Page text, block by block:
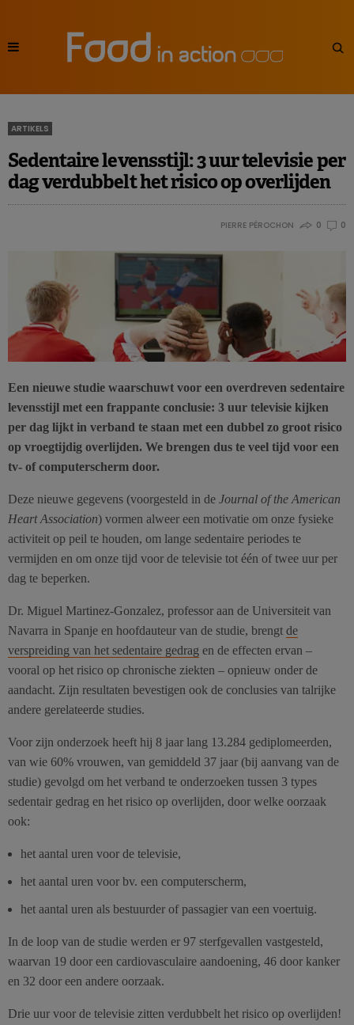
ARTIKELS
Sedentaire levensstijl: 3 uur televisie per
dag verdubbelt het risico op overlijden
PIERRE PÉROCHON 0 0
Een nieuwe studie waarschuwt voor een overdreven sedentaire
levensstijl met een frappante conclusie: 3 uur televisie kijken
per dag lijkt in verband te staan met een dubbel zo groot risico
op vroegtijdig overlijden. We brengen dus te veel tijd voor een
tv- of computerscherm door.
Deze nieuwe gegevens (voorgesteld in de Journal of the American
Heart Association) vormen alweer een motivatie om onze fysieke
activiteit op peil te houden, om lange sedentaire periodes te
vermijden en om onze tijd voor de televisie tot één of twee uur per
dag te beperken.
Dr. Miguel Martinez-Gonzalez, professor aan de Universiteit van
Navarra in Spanje en hoofdauteur van de studie, brengt de
verspreiding van het sedentaire gedrag en de effecten ervan –
vooral op het risico op chronische ziekten – opnieuw onder de
aandacht. Zijn resultaten bevestigen ook de conclusies van talrijke
andere gerelateerde studies.
Voor zijn onderzoek heeft hij 8 jaar lang 13.284 gediplomeerden,
van wie 60% vrouwen, van gemiddeld 37 jaar (bij aanvang van de
studie) gevolgd om het verband te onderzoeken tussen 3 types
sedentair gedrag en het risico op overlijden, door welke oorzaak
ook:
het aantal uren voor de televisie,
het aantal uren voor bv. een computerscherm,
het aantal uren als bestuurder of passagier van een voertuig.
In de loop van de studie werden er 97 sterfgevallen vastgesteld,
waarvan 19 door een cardiovasculaire aandoening, 46 door kanker
en 32 door een andere oorzaak.
Drie uur voor de televisie zitten verdubbelt het risico op overlijden!